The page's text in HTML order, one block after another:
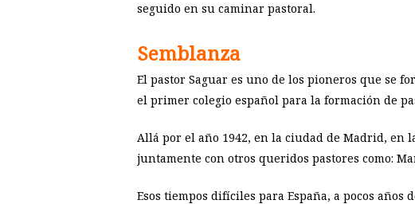
seguido en su caminar pastoral.
Semblanza
El pastor Saguar es uno de los pioneros que se
el primer colegio español para la formación de
Allá por el año 1942, en la ciudad de Madrid, en
juntamente con otros queridos pastores como:
Esos tiempos difíciles para España, a pocos